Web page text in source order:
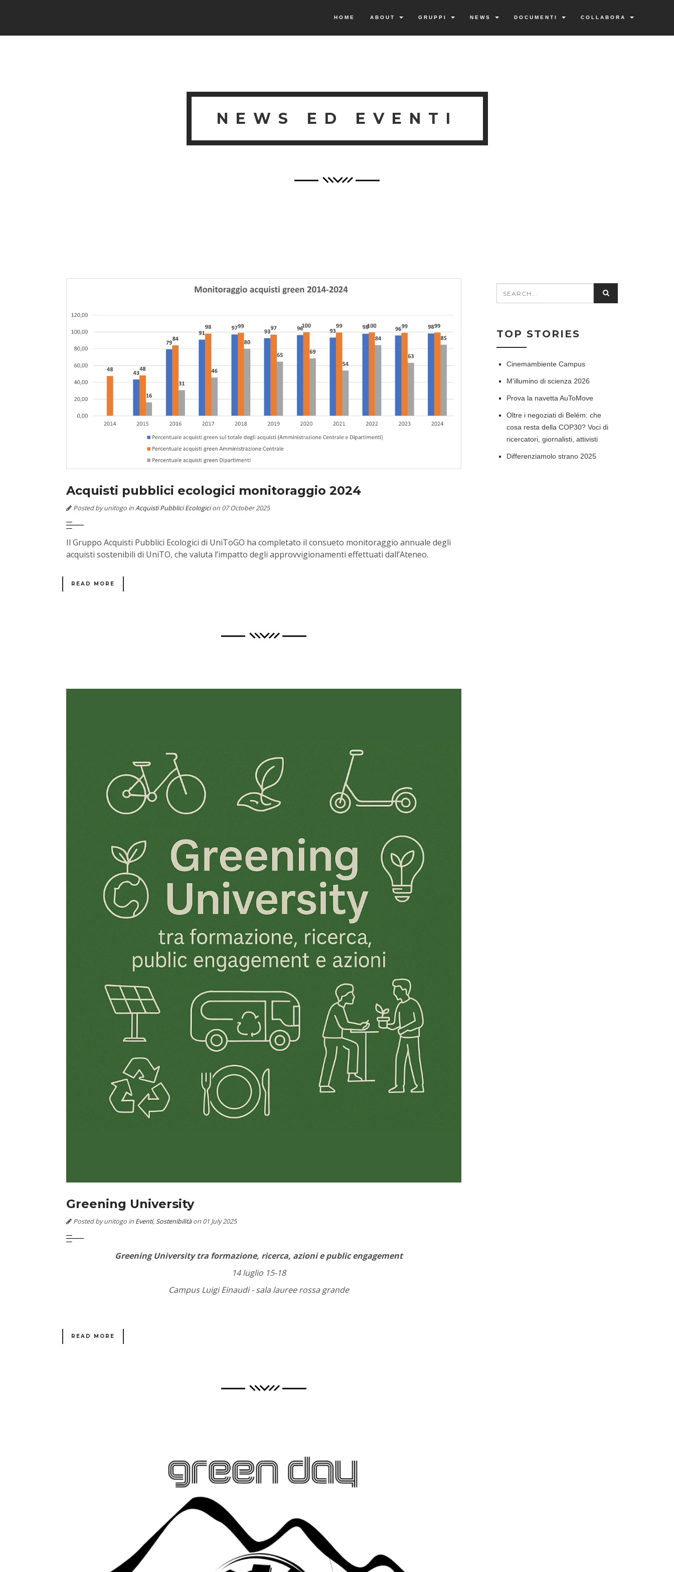
HOME ABOUT GRUPPI NEWS DOCUMENTI COLLABORA
NEWS ED EVENTI
Acquisti pubblici ecologici monitoraggio 2024
Posted by unitogo inAcquisti Pubblici Ecologicion 07 October 2025
Il Gruppo Acquisti Pubblici Ecologici di UniToGO ha completato il consueto monitoraggio annuale degli
acquisti sostenibili di UniTO, che valuta l’impatto degli approvvigionamenti effettuati dall’Ateneo.
READ MORE
Greening University
Posted by unitogo in Eventi,Sostenibilitàon 01 July 2025
Greening University tra formazione, ricerca, azioni e public engagement
14 luglio 15-18
Campus Luigi Einaudi - sala lauree rossa grande
READ MORE
SEARCH
TOP STORIES
Cinemambiente Campus
M'illumino di scienza 2026
Prova la navetta AuToMove
Oltre i negoziati di Belém: che
cosa resta della COP30? Voci di
ricercatori, giornalisti, attivisti
Differenziamolo strano 2025